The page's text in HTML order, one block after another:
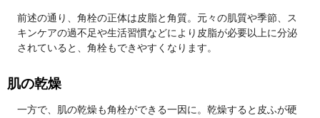
前述の通り、角栓の正体は皮脂と角質。元々の肌質や季節、ス
キンケアの過不足や生活習慣などにより皮脂が必要以上に分泌
されていると、角栓もできやすくなります。
肌の乾燥
一方で、肌の乾燥も角栓ができる一因に。乾燥すると皮ふが硬